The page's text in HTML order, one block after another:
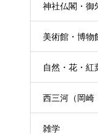
神社仏閣・御
美術館・博物
自然・花・紅
西三河（岡崎
25
雑学